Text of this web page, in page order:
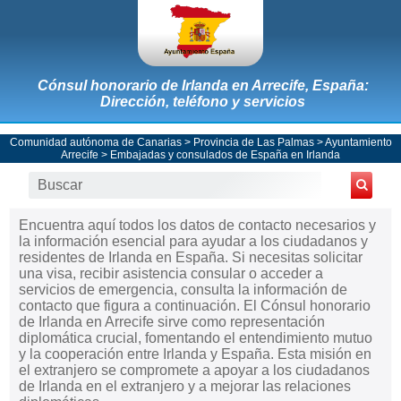
Cónsul honorario de Irlanda en Arrecife, España:
Dirección, teléfono y servicios
Comunidad autónoma de Canarias> Provincia de Las Palmas>Ayuntamiento
Arrecife > Embajadas y consulados de España en Irlanda
Encuentra aquí todos los datos de contacto necesarios y
la información esencial para ayudar a los ciudadanos y
residentes de Irlanda en España. Si necesitas solicitar
una visa, recibir asistencia consular o acceder a
servicios de emergencia, consulta la información de
contacto que figura a continuación. El Cónsul honorario
de Irlanda en Arrecife sirve como representación
diplomática crucial, fomentando el entendimiento mutuo
y la cooperación entre Irlanda y España. Esta misión en
el extranjero se compromete a apoyar a los ciudadanos
de Irlanda en el extranjero y a mejorar las relaciones